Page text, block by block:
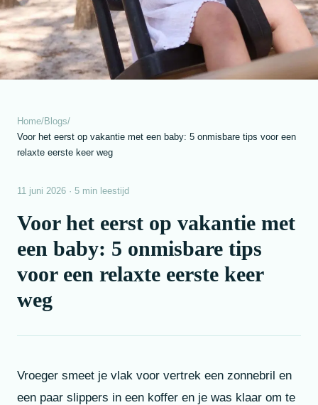
Home/Blogs/
Voor het eerst op vakantie met een baby: 5 onmisbare tips voor een
relaxte eerste keer weg
11 juni 2026 · 5 min leestijd
Voor het eerst op vakantie met
een baby: 5 onmisbare tips
voor een relaxte eerste keer
weg
Vroeger smeet je vlak voor vertrek een zonnebril en
een paar slippers in een koffer en je was klaar om te